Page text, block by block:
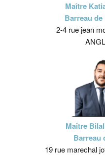
Maître
Barreau
2-4 rue jean
Maître
Barreau
19 rue marechal